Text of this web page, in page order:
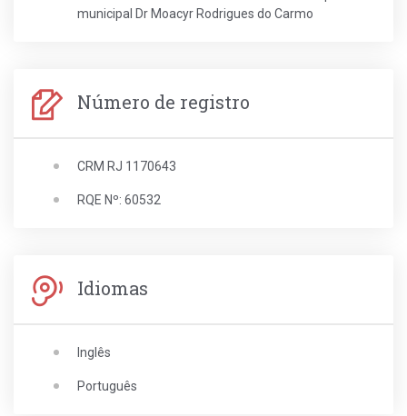
municipal Dr Moacyr Rodrigues do Carmo
Número de registro
CRM RJ 1170643
RQE Nº: 60532
Idiomas
Inglês
Português